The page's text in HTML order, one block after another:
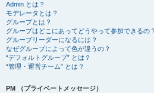
Admin とは？
モデレータとは？
グループとは？
グループはどこにあってどうやって参加できるの？
グループリーダーになるには？
なぜグループによって色が違うの？
“デフォルトグループ” とは？
“管理・運営チーム” とは？
PM （プライベートメッセージ）